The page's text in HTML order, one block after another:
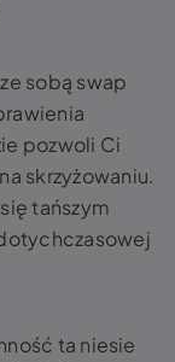
sobą swap
pozwoli Ci
skrzyżowaniu.
tańszym
ta niesie